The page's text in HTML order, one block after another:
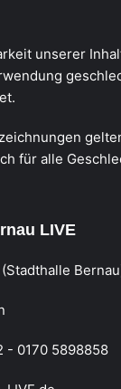
unserer
für alle
LIVE
- 0170 5898858